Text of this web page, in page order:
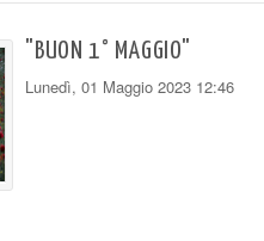
"BUON 1° MAGGIO"
Lunedì, 01 Maggio 2023 12:46